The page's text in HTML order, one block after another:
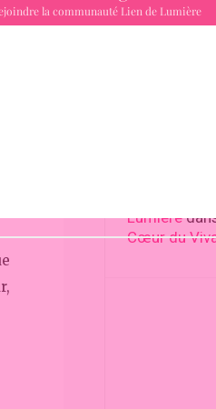
Pourquoi
Portugal :
Pourquoi
Lumière
Cœur du